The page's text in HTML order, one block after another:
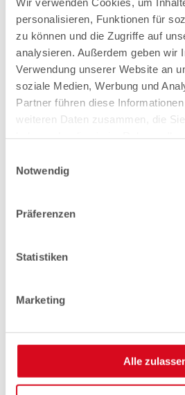
personalisieren, Funktionen für
zu können und die Zugriffe auf
analysieren. Außerdem geben wir
Verwendung unserer Website an
soziale Medien, Werbung und
Partner führen diese
weiteren Daten zusammen, die
Notwendig
Präferenzen
Statistiken
Marketing
Alle